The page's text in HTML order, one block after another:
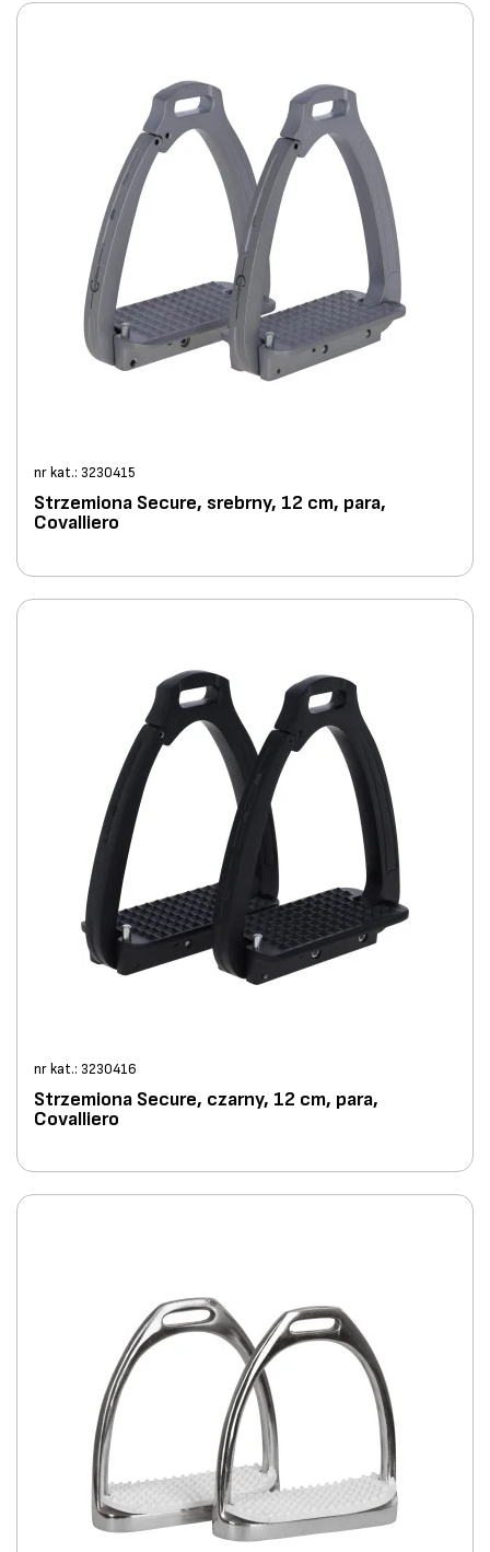
nr kat.: 3230415
Strzemiona Secure, srebrny, 12 cm, para,
Covalliero
nr kat.: 3230416
Strzemiona Secure, czarny, 12 cm, para,
Covalliero